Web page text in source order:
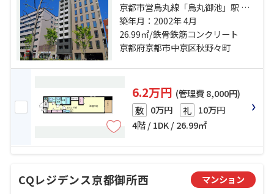
京都市営烏丸線「烏丸御池」駅 徒
歩1分 京都地下鉄東西線「烏丸御
池」駅 徒歩1分 京都市営烏丸線「丸
太町」駅 徒歩5分
築年月：2002年 4月
26.99㎡/鉄骨鉄筋コンクリート
京都府京都市中京区秋野々町
6.2万円 (管理費 8,000円)
敷 0万円 礼 10万円
4階 / 1DK / 26.99㎡
CQレジデンス京都御所西 マンション